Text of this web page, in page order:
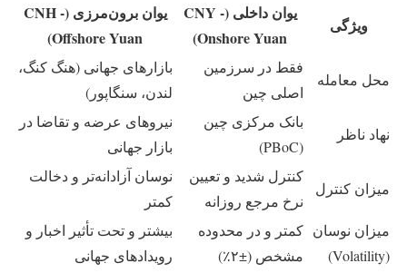
ویژگی
یوان داخلی (CNY -
Onshore Yuan)
یوان برون‌مرزی (CNH -
Offshore Yuan)
محل معامله
فقط در سرزمین
اصلی چین
بازارهای جهانی (هنگ کنگ،
لندن، سنگاپور)
نهاد ناظر
بانک مرکزی چین
(PBoC)
نیروهای عرضه و تقاضا در
بازار جهانی
میزان کنترل
کنترل شدید و تعیین
نرخ مرجع روزانه
نوسان آزادانه‌تر و دخالت
کمتر
میزان نوسان
(Volatility)
کمتر و در محدوده
مشخص (±۲٪)
بیشتر و تحت تأثیر اخبار و
رویدادهای جهانی